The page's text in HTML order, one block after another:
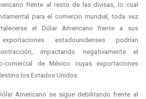
frente al resto de las divisas, lo cual
para el comercio mundial, toda vez
el Dólar Americano frente a sus
estadounidenses podrían
impactando negativamente el
comercial de México cuyas exportaciones
los Estados Unidos.
Americano se sigue debilitando frente al